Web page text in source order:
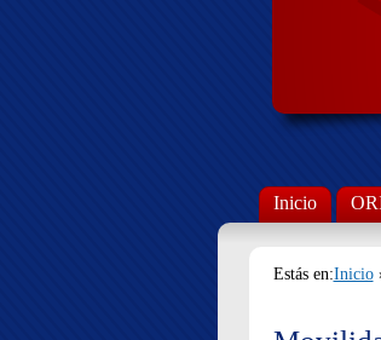
Inicio
Estás en:Inicio